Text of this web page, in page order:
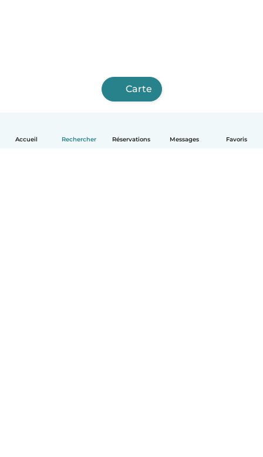
Accueil Rechercher Réservations Messages Favoris
Carte